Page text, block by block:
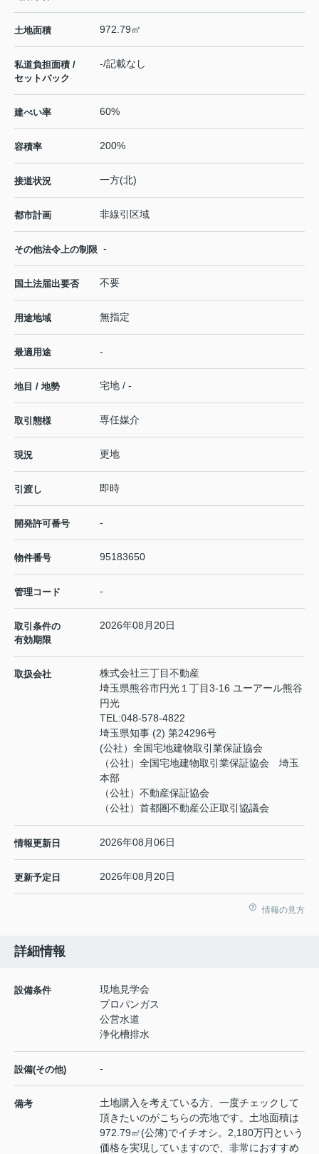
土地面積 972.79㎡
私道負担面積 /
セットバック
-/記載なし
建ぺい率 60%
容積率 200%
接道状況 一方(北)
都市計画 非線引区域
その他法令上の制限 -
国土法届出要否 不要
用途地域 無指定
最適用途 -
地目 / 地勢 宅地 / -
取引態様 専任媒介
現況 更地
引渡し 即時
開発許可番号 -
物件番号 95183650
管理コード -
取引条件の
有効期限
2026年08月20日
取扱会社
株式会社三丁目不動産
埼玉県熊谷市円光１丁目3-16 ユーアール熊谷
円光
TEL:048-578-4822
埼玉県知事 (2) 第24296号
(公社）全国宅地建物取引業保証協会
（公社）全国宅地建物取引業保証協会 埼玉
本部
（公社）不動産保証協会
（公社）首都圏不動産公正取引協議会
情報更新日 2026年08月06日
更新予定日 2026年08月20日
情報の見方
詳細情報
設備条件
現地見学会
プロパンガス
公営水道
浄化槽排水
設備(その他) -
備考
土地購入を考えている方、一度チェックして
頂きたいのがこちらの売地です。土地面積は
972.79㎡(公簿)でイチオシ。2,180万円という
価格を実現していますので、非常におすすめ